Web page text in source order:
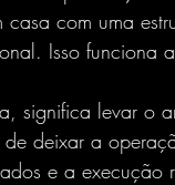
casa com uma
Isso funciona
significa levar o
deixar a
e a execução